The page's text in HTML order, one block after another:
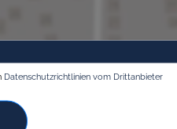
Datenschutzrichtlinien vom Drittanbieter